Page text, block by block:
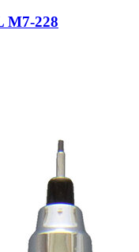
M7-228